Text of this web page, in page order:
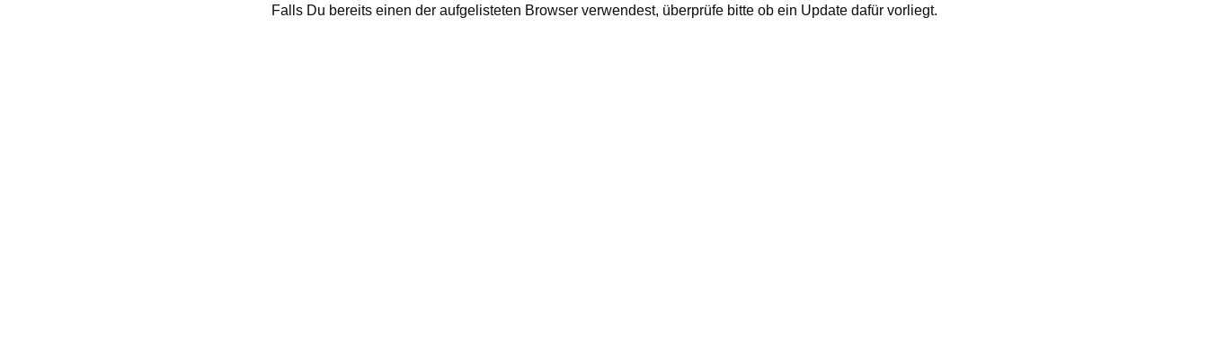
Falls Du bereits einen der aufgelisteten Browser verwendest, überprüfe bitte ob ein Update dafür vorliegt.